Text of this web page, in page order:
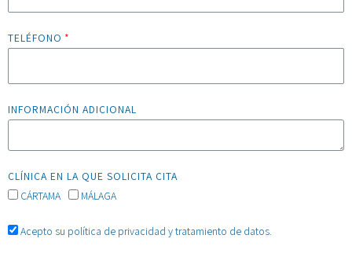
TELÉFONO
INFORMACIÓN ADICIONAL
CLÍNICA EN LA QUE SOLICITA CITA
CÁRTAMA
MÁLAGA
Acepto su política de privacidad y tratamiento de datos.